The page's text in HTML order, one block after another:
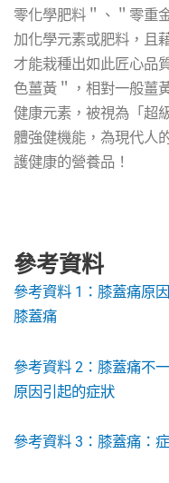
零化學肥料＂、＂零重
加化學元素或肥料，且
才能栽種出如此匠心品
色薑黃＂，相對一般薑
健康元素，被視為「超
體強健機能，為現代人
護健康的營養品！
參考資料
參考資料 1：膝蓋痛原
膝蓋痛
參考資料 2：膝蓋痛不
原因引起的症狀
參考資料 3：膝蓋痛：